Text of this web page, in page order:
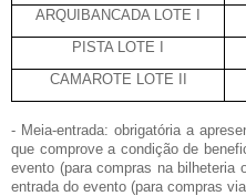
ARQUIBANCADA LOTE I
PISTA LOTE I
CAMAROTE LOTE II
- Meia-entrada: obrigatória a
que comprove a condição de
evento (para compras na
entrada do evento (para compras